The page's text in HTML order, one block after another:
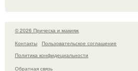
© 2026 Прическа и макияж
Контакты
Пользовательское соглашение
Политика конфидециальности
Обратная связь